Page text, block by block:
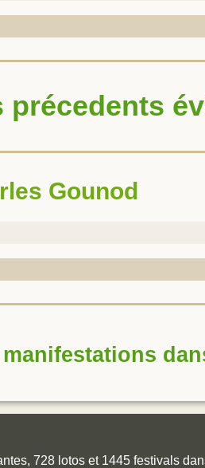
précedents
Gounod
728 lotos et 1445 festivals